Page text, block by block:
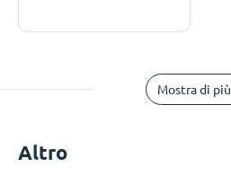
Mostra di più
Altro